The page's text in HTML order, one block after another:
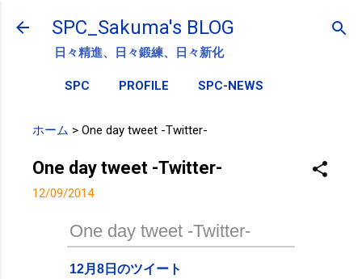
スキップしてメイン コンテンツに移動
SPC_Sakuma's BLOG
日々精進、日々鍛練、日々新化
SPC PROFILE SPC-NEWS
ホーム > One day tweet -Twitter-
One day tweet -Twitter-
12/09/2014
One day tweet -Twitter-
12月8日のツイート